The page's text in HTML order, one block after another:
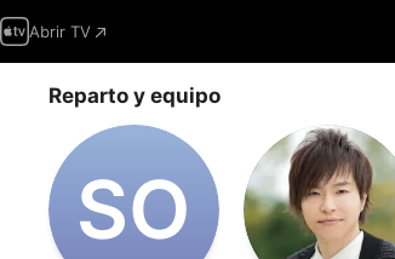
Abrir TV
Reparto y equipo
S‌O